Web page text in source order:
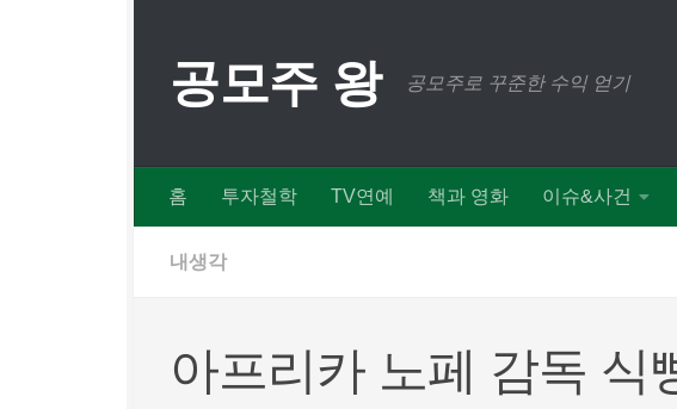
공모주 왕 공모주로 꾸준한 수익 얻기
홈 투자철학 TV연예 책과 영화 이슈&사건
내생각
아프리카 노페 감독 식